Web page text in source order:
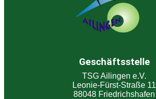
Geschäftsstelle
TSG Ailingen e.V.
Leonie-Fürst-Straße 11
88048 Friedrichshafen